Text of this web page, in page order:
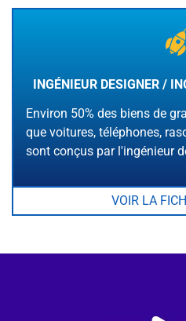
INGÉNIEUR DESIGNER /
Environ 50% des biens de
que voitures, téléphones,
sont conçus par l'ingénieur
VOIR LA